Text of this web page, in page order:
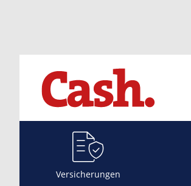
Versicherungen